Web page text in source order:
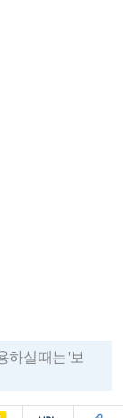
하실 때는 '보